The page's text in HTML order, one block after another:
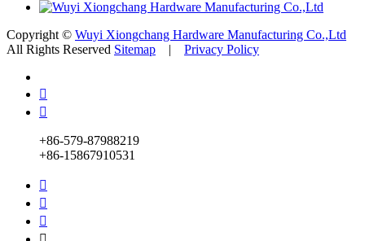
Copyright © Wuyi Xiongchang Hardware Manufacturing Co.,Ltd
All Rights Reserved Sitemap | Privacy Policy


+86-579-87988219
+86-15867910531


